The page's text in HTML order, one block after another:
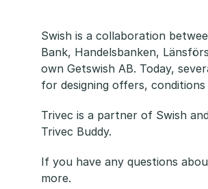
Swish is a collaboration
Bank, Handelsbanken,
own Getswish AB. Today,
for designing offers,
Trivec is a partner of Swish
Trivec Buddy.
If you have any questions
more.